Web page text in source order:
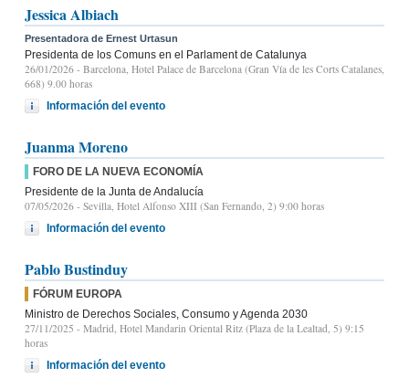
Jessica Albiach
Presentadora de Ernest Urtasun
Presidenta de los Comuns en el Parlament de Catalunya
26/01/2026 - Barcelona, Hotel Palace de Barcelona (Gran Vía de les Corts Catalanes,
668) 9.00 horas
Información del evento
Juanma Moreno
FORO DE LA NUEVA ECONOMÍA
Presidente de la Junta de Andalucía
07/05/2026 - Sevilla, Hotel Alfonso XIII (San Fernando, 2) 9:00 horas
Información del evento
Pablo Bustinduy
FÓRUM EUROPA
Ministro de Derechos Sociales, Consumo y Agenda 2030
27/11/2025 - Madrid, Hotel Mandarin Oriental Ritz (Plaza de la Lealtad, 5) 9:15
horas
Información del evento